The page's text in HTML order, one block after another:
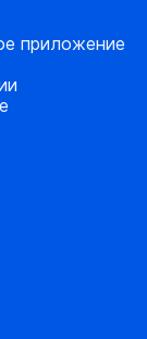
приложение